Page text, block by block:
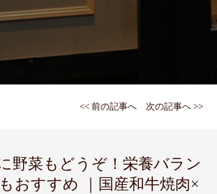
<< 前の記事へ 次の記事へ >>
野菜もどうぞ！栄養バラン
おすすめ ｜国産和牛焼肉×